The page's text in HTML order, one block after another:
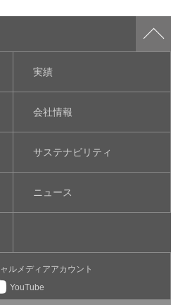
実績
会社情報
サステナビリティ
ニュース
ルメディアアカウント
YouTube